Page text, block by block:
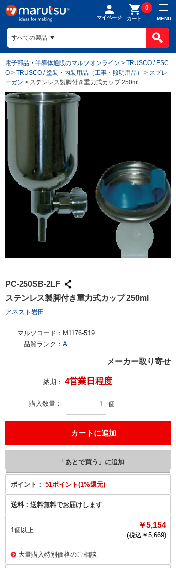
マイページ カート
0
MENU
電子部品・半導体通販のマルツオンライン > TRUSCO / ESC
O > TRUSCO / 塗装・内装用品（工事・照明用品） > スプレ
ーガン > ステンレス製脚付き重力式カップ 250ml
PC-250SB-2LF
ステンレス製脚付き重力式カップ 250ml
アネスト岩田
マルツコード： M1176-519
品質ランク： A
メーカー取り寄せ
納期： 4営業日程度
購入数量 個
ポイント： 51ポイント(1%還元)
送料： 送料無料でお届けします
1個以上
￥5,154
(税込￥ 5,669)
大量購入特別価格のご相談